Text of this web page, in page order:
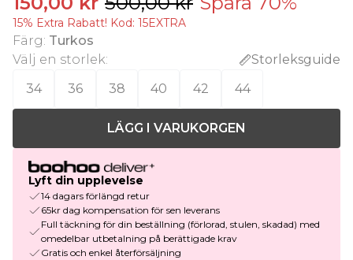
15% Extra Rabatt! Kod: 15EXTRA
Färg: Turkos
Välj en storlek:
Storleksguide
34
36 38 40 42 44
LÄGG I VARUKORGEN
Lyft din upplevelse
14 dagars förlängd retur
65kr dag kompensation för sen leverans
Full täckning för din beställning (förlorad, stulen, skadad) med
omedelbar utbetalning på berättigade krav
Gratis och enkel återförsäljning